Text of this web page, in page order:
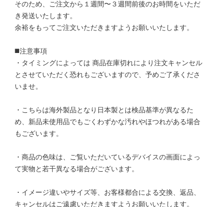
そのため、ご注文から１週間〜３週間前後のお時間をいただ
き発送いたします。
余裕をもってご注文いただきますようお願いいたします。
◼️注意事項
・タイミングによっては 商品在庫切れにより注文キャンセル
とさせていただく恐れもございますので、予めご了承くださ
いませ。
・こちらは海外製品となり日本製とは検品基準が異なるた
め、新品未使用品でもごくわずかな汚れやほつれがある場合
もございます。
・商品の色味は、ご覧いただいているデバイスの画面によっ
て実物と若干異なる場合がございます。
・イメージ違いやサイズ等、お客様都合による交換、返品、
キャンセルはご遠慮いただきますようお願いいたします。